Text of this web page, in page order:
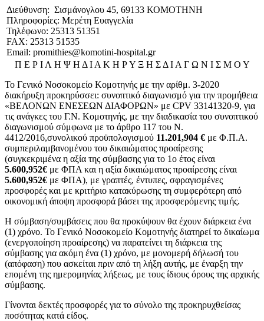
Διεύθυνση: Σισμάνογλου 45, 69133 ΚΟΜΟΤΗΝΗ
Πληροφορίες: Μερέτη Ευαγγελία
Τηλέφωνο: 25313 51351
FAX: 25313 51535
Email: promithies@komotini-hospital.gr
Π Ε Ρ Ι Λ Η Ψ Η Δ Ι Α Κ Η Ρ Υ Ξ Η Σ Δ Ι Α Γ Ω Ν Ι Σ Μ Ο Υ
Το Γενικό Νοσοκομείο Κομοτηνής με την αρίθμ. 3-2020
διακήρυξη προκηρύσσει: συνοπτικό διαγωνισμό για την προμήθεια
«ΒΕΛΟΝΩΝ ΕΝΕΣΕΩΝ ΔΙΑΦΟΡΩΝ» με CPV 33141320-9, για
τις ανάγκες του Γ.Ν. Κομοτηνής, με την διαδικασία του συνοπτικού
διαγωνισμού σύμφωνα με το άρθρο 117 του Ν.
4412/2016,συνολικού προϋπολογισμού 11.201,904 € με Φ.Π.Α.
συμπεριλαμβανομένου του δικαιώματος προαίρεσης
(συγκεκριμένα η αξία της σύμβασης για το 1ο έτος είναι
5.600,952€ με ΦΠΑ και η αξία δικαιώματος προαίρεσης είναι
5.600,952€ με ΦΠΑ), με γραπτές, έντυπες, σφραγισμένες
προσφορές και με κριτήριο κατακύρωσης τη συμφερότερη από
οικονομική άποψη προσφορά βάσει της προσφερόμενης τιμής.
Η σύμβαση/συμβάσεις που θα προκύψουν θα έχουν διάρκεια ένα
(1) χρόνο. Το Γενικό Νοσοκομείο Κομοτηνής διατηρεί το δικαίωμα
(ενεργοποίηση προαίρεσης) να παρατείνει τη διάρκεια της
σύμβασης για ακόμη ένα (1) χρόνο, με μονομερή δήλωσή του
(απόφαση) που ασκείται πριν από τη λήξη αυτής, με έναρξη την
επομένη της ημερομηνίας λήξεως, με τους ίδιους όρους της αρχικής
σύμβασης.
Γίνονται δεκτές προσφορές για το σύνολο της προκηρυχθείσας
ποσότητας κατά είδος.